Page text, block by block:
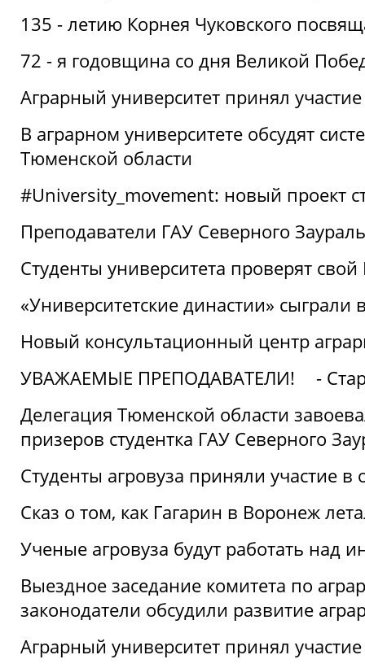
135 - летию Корнея Чуковского
72 - я годовщина со дня Великой
Аграрный университет принял
В аграрном университете обсудят
Тюменской области
#University_movement: новый проект
Преподаватели ГАУ Северного
Студенты университета проверят свой
«Университетские династии»
Новый консультационный центр
УВАЖАЕМЫЕ ПРЕПОДАВАТЕЛИ!
-
Делегация Тюменской области
призеров студентка ГАУ Северного
Студенты агровуза приняли участие в
Сказ о том, как Гагарин в Воронеж
Ученые агровуза будут работать над
Выездное заседание комитета по
законодатели обсудили развитие
Аграрный университет принял